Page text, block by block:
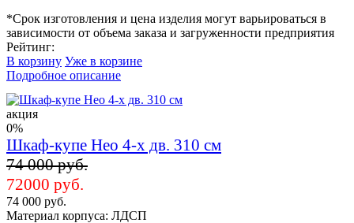
*Срок изготовления и цена изделия могут варьироваться в
зависимости от объема заказа и загруженности предприятия
Рейтинг:
В корзину Уже в корзине
Подробное описание
акция
0%
Шкаф-купе Нео 4-х дв. 310 см
74 000 руб.
72000 руб.
74 000 руб.
Материал корпуса: ЛДСП